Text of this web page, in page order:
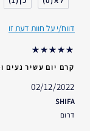
דאגות העור
אני משתמש/ת באסתי
דווח/י על חוות דעת זו
קרם יום עשיר נעים
02/12/2022
SHIFA
דרום